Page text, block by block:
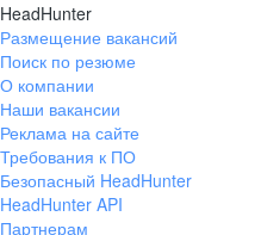
HeadHunter
Размещение вакансий
Поиск по резюме
О компании
Наши вакансии
Реклама на сайте
Требования к ПО
Безопасный HeadHunter
HeadHunter API
Партнерам